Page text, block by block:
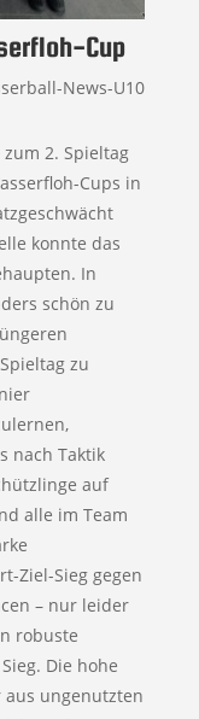
Cup
News-U10
2. Spieltag
Cups in
konnte das
In
schön zu
zu
nach Taktik
auf
alle im Team
Ziel-Sieg gegen
– nur leider
robuste
Die hohe
ungenutzten